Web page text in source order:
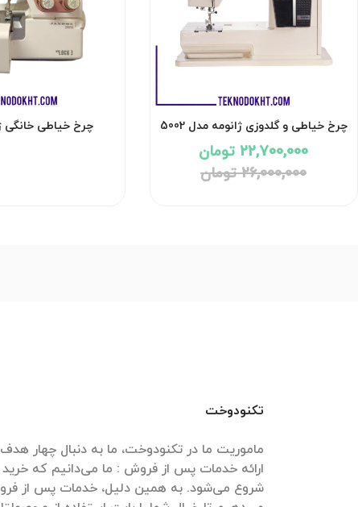
چرخ خیاطی و گلدوزی ژانومه مدل 5002
اتوماتیک استوک ژاپن
22,700,000 تومان
26,000,000 تومان
چرخ خیاطی خانگی
تکنودوخت
ارائه خدمات پس از فروش : ما می‌دانیم که
شروع می‌شود. به همین دلیل، خدمات پس از